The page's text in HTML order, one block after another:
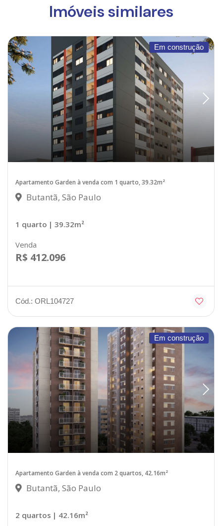
Imóveis similares
Em construção
Apartamento Garden à venda com 1 quarto, 39.32m²
Butantã, São Paulo
1 quarto | 39.32m²
Venda
R$ 412.096
Cód.: ORL104727
Em construção
Apartamento Garden à venda com 2 quartos, 42.16m²
Butantã, São Paulo
2 quartos | 42.16m²